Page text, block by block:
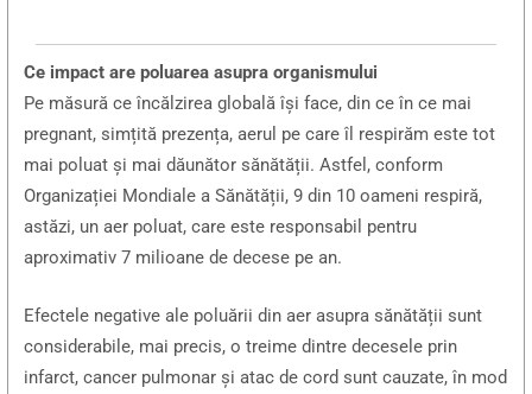
Ce impact are poluarea asupra organismului
Pe măsură ce încălzirea globală își face, din ce în ce mai
pregnant, simțită prezența, aerul pe care îl respirăm este tot
mai poluat și mai dăunător sănătății. Astfel, conform
Organizației Mondiale a Sănătății, 9 din 10 oameni respiră,
astăzi, un aer poluat, care este responsabil pentru
aproximativ 7 milioane de decese pe an.
Efectele negative ale poluării din aer asupra sănătății sunt
considerabile, mai precis, o treime dintre decesele prin
infarct, cancer pulmonar și atac de cord sunt cauzate, în mod